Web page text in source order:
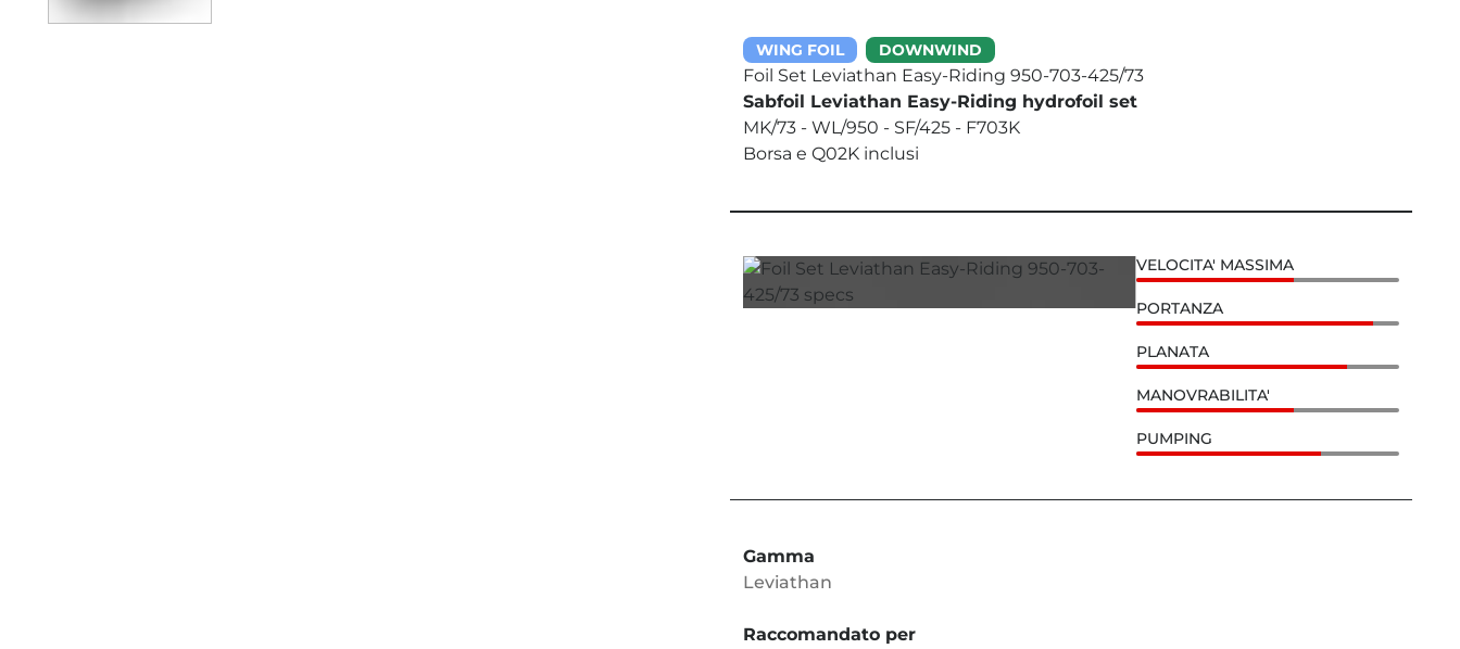
WING FOIL DOWNWIND
Foil Set Leviathan Easy-Riding 950-703-425/73
Sabfoil Leviathan Easy-Riding hydrofoil set
MK/73 - WL/950 - SF/425 - F703K
Borsa e Q02K inclusi
VELOCITA' MASSIMA
PORTANZA
PLANATA
MANOVRABILITA'
PUMPING
Gamma
Leviathan
Raccomandato per